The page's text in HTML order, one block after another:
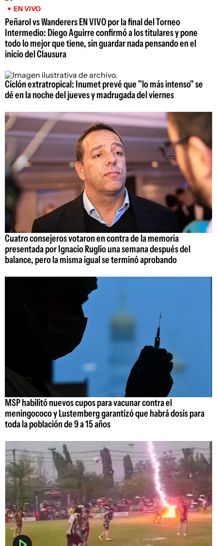
EN VIVO
Peñarol vs Wanderers EN VIVO por la final del Torneo
Intermedio: Diego Aguirre confirmó a los titulares y pone
todo lo mejor que tiene, sin guardar nada pensando en el
inicio del Clausura
Ciclón extratropical: Inumet prevé que "lo más intenso" se
dé en la noche del jueves y madrugada del viernes
Cuatro consejeros votaron en contra de la memoria
presentada por Ignacio Ruglio una semana después del
balance, pero la misma igual se terminó aprobando
MSP habilitó nuevos cupos para vacunar contra el
meningococo y Lustemberg garantizó que habrá dosis para
toda la población de 9 a 15 años